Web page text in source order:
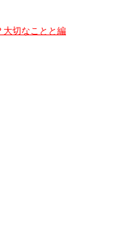
大切なことと編